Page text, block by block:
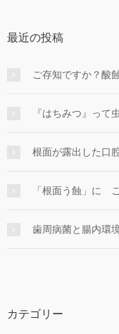
最近の投稿
ご存知ですか？酸
『はちみつ』って
根面が露出した口
「根面う蝕」に
歯周病菌と腸内環
カテゴリー